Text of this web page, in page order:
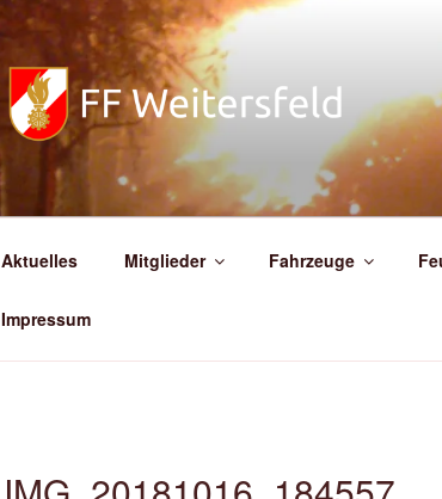
FREIWILLIGE
Aktuelles Mitglieder Fahrzeuge
Impressum